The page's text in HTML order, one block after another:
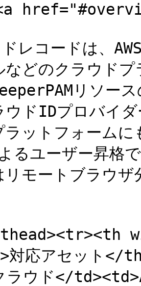
ドレコードは、
などのクラウド
リソー
ウドIDプロバイダ
ラットフォーム
ユーザー昇格で
リモートブラウ
対応アセット
ラウド</